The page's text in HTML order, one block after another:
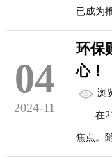
与此
同样不
求的不
选择。
电动
在环
轻便、
已成为
从海洋
生活中
不仅令
解和定
04
2024-11
环保
心！
浏
在21
焦点。
寻求更